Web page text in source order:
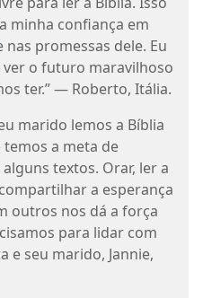
minha confiança em
nas promessas dele. Eu
ver o futuro maravilhoso
ter.” — Roberto, Itália.
marido lemos a Bíblia
temos a meta de
textos. Orar, ler a
a esperança
outros nos dá a força
para lidar com
e seu marido, Jannie,